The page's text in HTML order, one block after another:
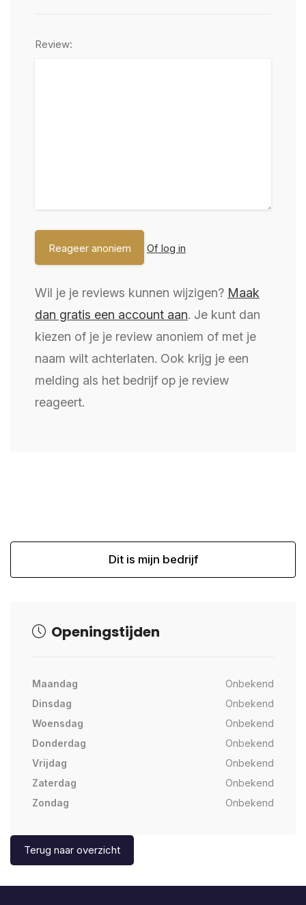
Review:
Of log in
Wil je je reviews kunnen wijzigen? Maak
dan gratis een account aan. Je kunt dan
kiezen of je je review anoniem of met je
naam wilt achterlaten. Ook krijg je een
melding als het bedrijf op je review
reageert.
Dit is mijn bedrijf
Openingstijden
Maandag
Onbekend
Dinsdag
Onbekend
Woensdag
Onbekend
Donderdag
Onbekend
Vrijdag
Onbekend
Zaterdag
Onbekend
Zondag
Onbekend
Terug naar overzicht